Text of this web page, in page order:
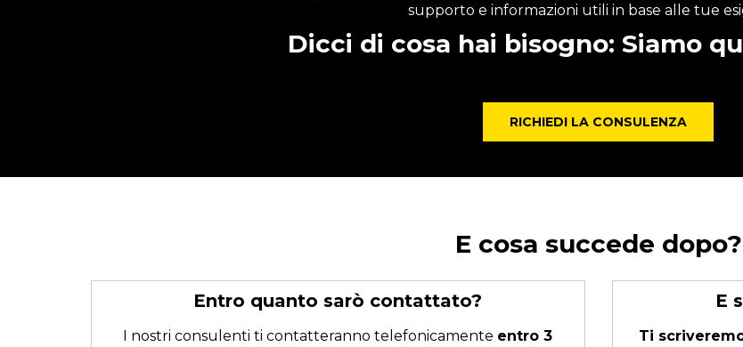
supporto e informazioni utili in base alle tue
Dicci di cosa hai bisogno: Siamo
RICHIEDI LA CONSULENZA
E cosa succede dopo?
Entro quanto sarò contattato?
I nostri consulenti ti contatteranno telefonicamente entro 3
E
Ti